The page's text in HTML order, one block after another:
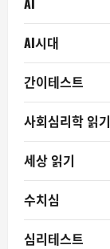
AI시대
간이테스트
사회심리학 읽기
세상 읽기
수치심
심리테스트